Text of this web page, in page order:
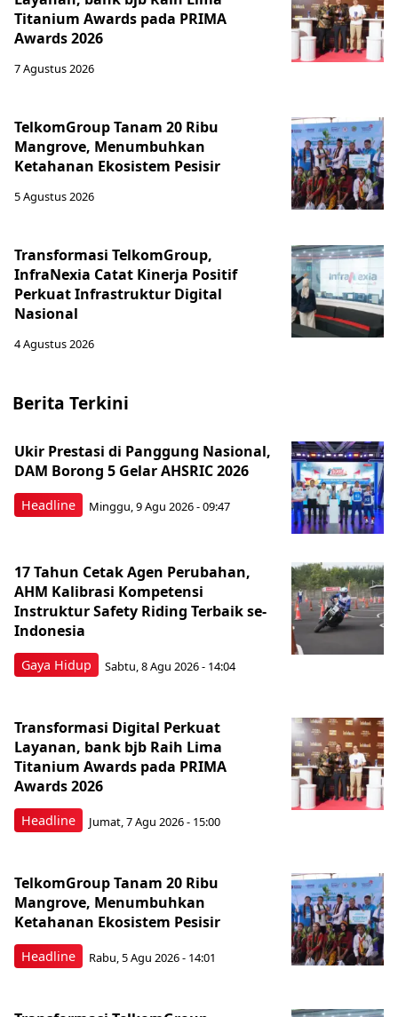
Titanium Awards pada PRIMA
Awards 2026
7 Agustus 2026
TelkomGroup Tanam 20 Ribu
Mangrove, Menumbuhkan
Ketahanan Ekosistem Pesisir
5 Agustus 2026
Transformasi TelkomGroup,
InfraNexia Catat Kinerja Positif
Perkuat Infrastruktur Digital
Nasional
4 Agustus 2026
Berita Terkini
Headline
Ukir Prestasi di Panggung Nasional,
DAM Borong 5 Gelar AHSRIC 2026
Minggu, 9 Agu 2026 - 09:47
Gaya Hidup
17 Tahun Cetak Agen Perubahan,
AHM Kalibrasi Kompetensi
Instruktur Safety Riding Terbaik se-
Indonesia
Sabtu, 8 Agu 2026 - 14:04
Headline
Transformasi Digital Perkuat
Layanan, bank bjb Raih Lima
Titanium Awards pada PRIMA
Awards 2026
Jumat, 7 Agu 2026 - 15:00
Headline
TelkomGroup Tanam 20 Ribu
Mangrove, Menumbuhkan
Ketahanan Ekosistem Pesisir
Rabu, 5 Agu 2026 - 14:01